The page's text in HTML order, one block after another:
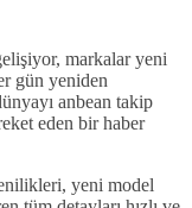
markalar yeni
gün yeniden
anbean takip
eden bir haber
yeni model